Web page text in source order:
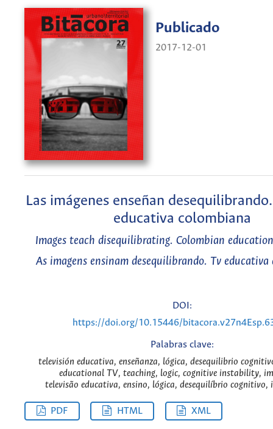
Publicado
2017-12-01
Las imágenes enseñan
educativa colombiana
Images teach disequilibrating. Colombian
As imagens ensinam desequilibrando. Tv
DOI:
https://doi.org/10.15446/
Palabras clave:
televisión educativa, enseñanza, lógica, desequilibrio
educational TV, teaching, logic, cognitive instability,
televisão educativa, ensino, lógica, desequilíbrio cognitivo,
PDF HTML XML